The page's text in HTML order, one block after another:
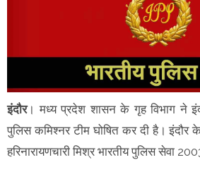
इंदौर। मध्य प्रदेश शासन के गृह विभाग ने
पुलिस कमिश्नर टीम घोषित कर दी है। इंदौर
हरिनारायणचारी मिश्र भारतीय पुलिस सेवा